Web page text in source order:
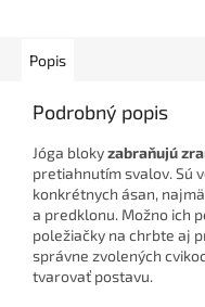
Popis
Podrobný popis
Jóga blokyzabraňujú
pretiahnutím svalov. Sú
konkrétnych ásan,
a predklonu. Možno ich
poležiačky na chrbte aj
správne zvolených
tvarovať postavu.